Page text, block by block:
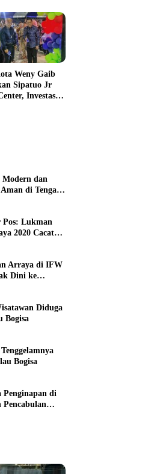
Weny Gaib
Sipatuo Jr
Investasi
Modern dan
di Tengah
Pos: Lukman
2020 Cacat
Arraya di IFW
Dini ke
Diduga
Bogisa
Bogisa
Penginapan di
Pencabulan